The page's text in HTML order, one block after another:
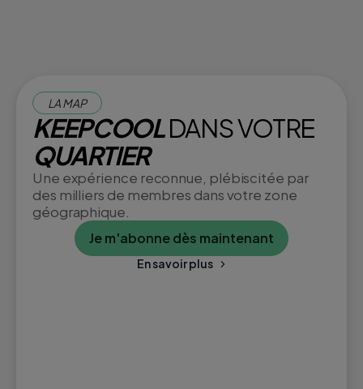
LA MAP
KEEPCOOLDANS VOTRE
QUARTIER
Une expérience reconnue, plébiscitée par
des milliers de membres dans votre zone
géographique.
Je m'abonne dès maintenant
En savoir plus